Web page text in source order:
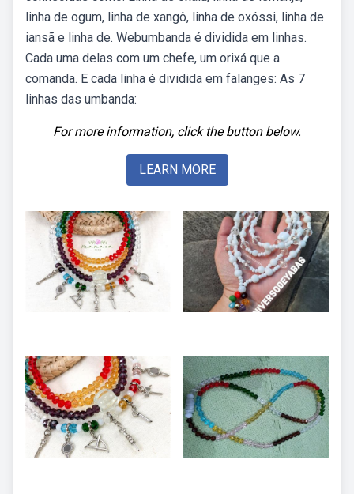
linha de ogum, linha de xangô, linha de oxóssi, linha de
iansã e linha de. Webumbanda é dividida em linhas.
Cada uma delas com um chefe, um orixá que a
comanda. E cada linha é dividida em falanges: As 7
linhas das umbanda:
For more information, click the button below.
LEARN MORE